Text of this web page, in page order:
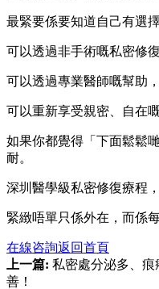
最緊要係要知道自己有選擇
可以透過非手術嘅私密修
可以透過專業醫師嘅幫助
可以重新享受親密、自在嘅
如果你都覺得「下面鬆鬆
耐。
深圳醫學級私密修復療程
緊緻唔單只係外在，而係
在線咨詢返回首頁
上一篇: 私密處分泌多、
善！